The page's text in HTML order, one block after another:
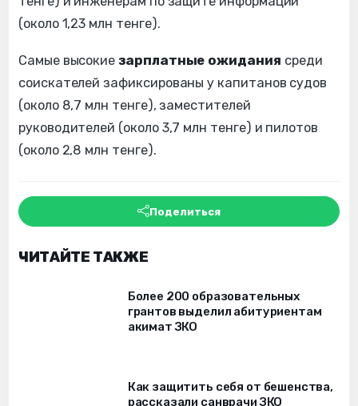
(около 1,23 млн тенге).
Самые высокиезарплатные ожидания среди
соискателей зафиксированы у капитанов судов
(около 8,7 млн тенге), заместителей
руководителей (около 3,7 млн тенге) и пилотов
(около 2,8 млн тенге).
Поделиться
ЧИТАЙТЕ ТАКЖЕ
Более 200 образовательных
грантов выделил абитуриентам
акимат ЗКО
Как защитить себя от бешенства,
рассказали санврачи ЗКО